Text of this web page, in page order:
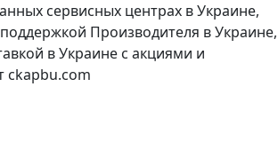
сервисных центрах в Украине,
Производителя в Украине,
в Украине с акциями и
ckapbu.com